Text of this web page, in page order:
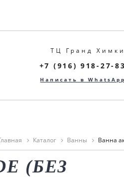
ТЦ Гранд Химки
+7 (916) 918-27-83
Написать в WhatsApp
Каталог Ванны Ванна
(БЕЗ